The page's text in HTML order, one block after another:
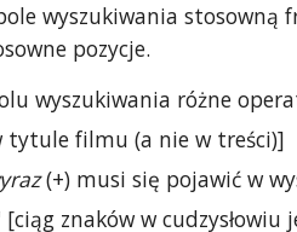
wyszukiwania stosowną
pozycje.
wyszukiwania różne
filmu (a nie w treści)]
(+) musi się pojawić w
[ciąg znaków w cudzysłowiu